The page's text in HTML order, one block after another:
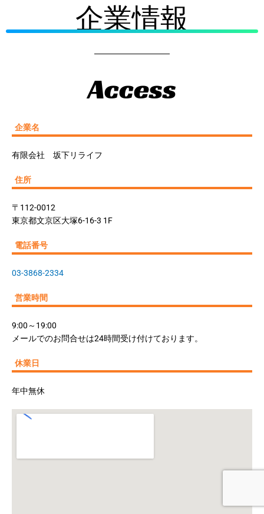
企業情報
Access
企業名
有限会社 坂下リライフ
住所
〒112-0012
東京都文京区大塚6-16-3 1F
電話番号
03-3868-2334
営業時間
9:00～19:00
メールでのお問合せは24時間受け付けております。
休業日
年中無休